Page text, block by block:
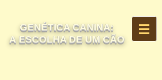
GENÉTICA CANINA:
A ESCOLHA DE UM CÃO